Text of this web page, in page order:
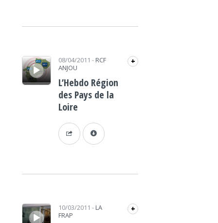
Lecteur audio 08/04/2011 - RCF
ANJOU
+
L’Hebdo Région
des Pays de la
Loire
Lecteur audio 10/03/2011 - LA
FRAP
+